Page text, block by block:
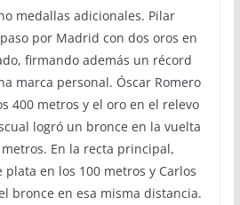
medallas adicionales. Pilar
por Madrid con dos oros en
firmando además un récord
marca personal. Óscar Romero
400 metros y el oro en el relevo
logró un bronce en la vuelta
En la recta principal,
en los 100 metros y Carlos
bronce en esa misma distancia.